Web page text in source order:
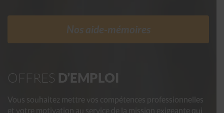
Nos aide-mémoires
OFFRES D’EMPLOI
Vous souhaitez mettre vos compétences professionnelles
et votre motivation au service de la mission exigeante qui